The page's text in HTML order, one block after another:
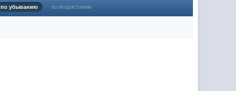
по убыванию по возрастанию